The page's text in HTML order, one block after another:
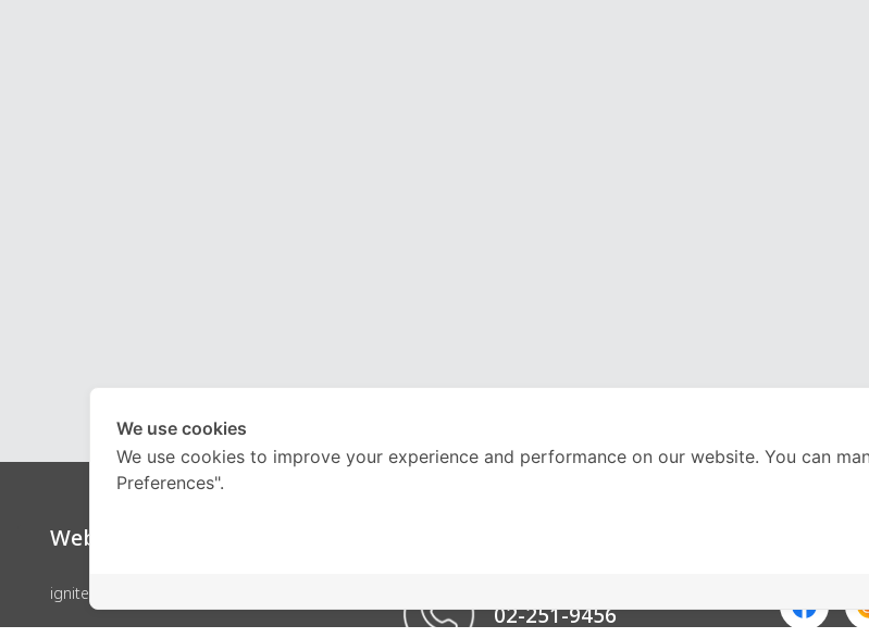
Website
ignite by OnDemand
02-251-9456
We use cookies
We use cookies to improve your experience and performance on our website. You can
Preferences".